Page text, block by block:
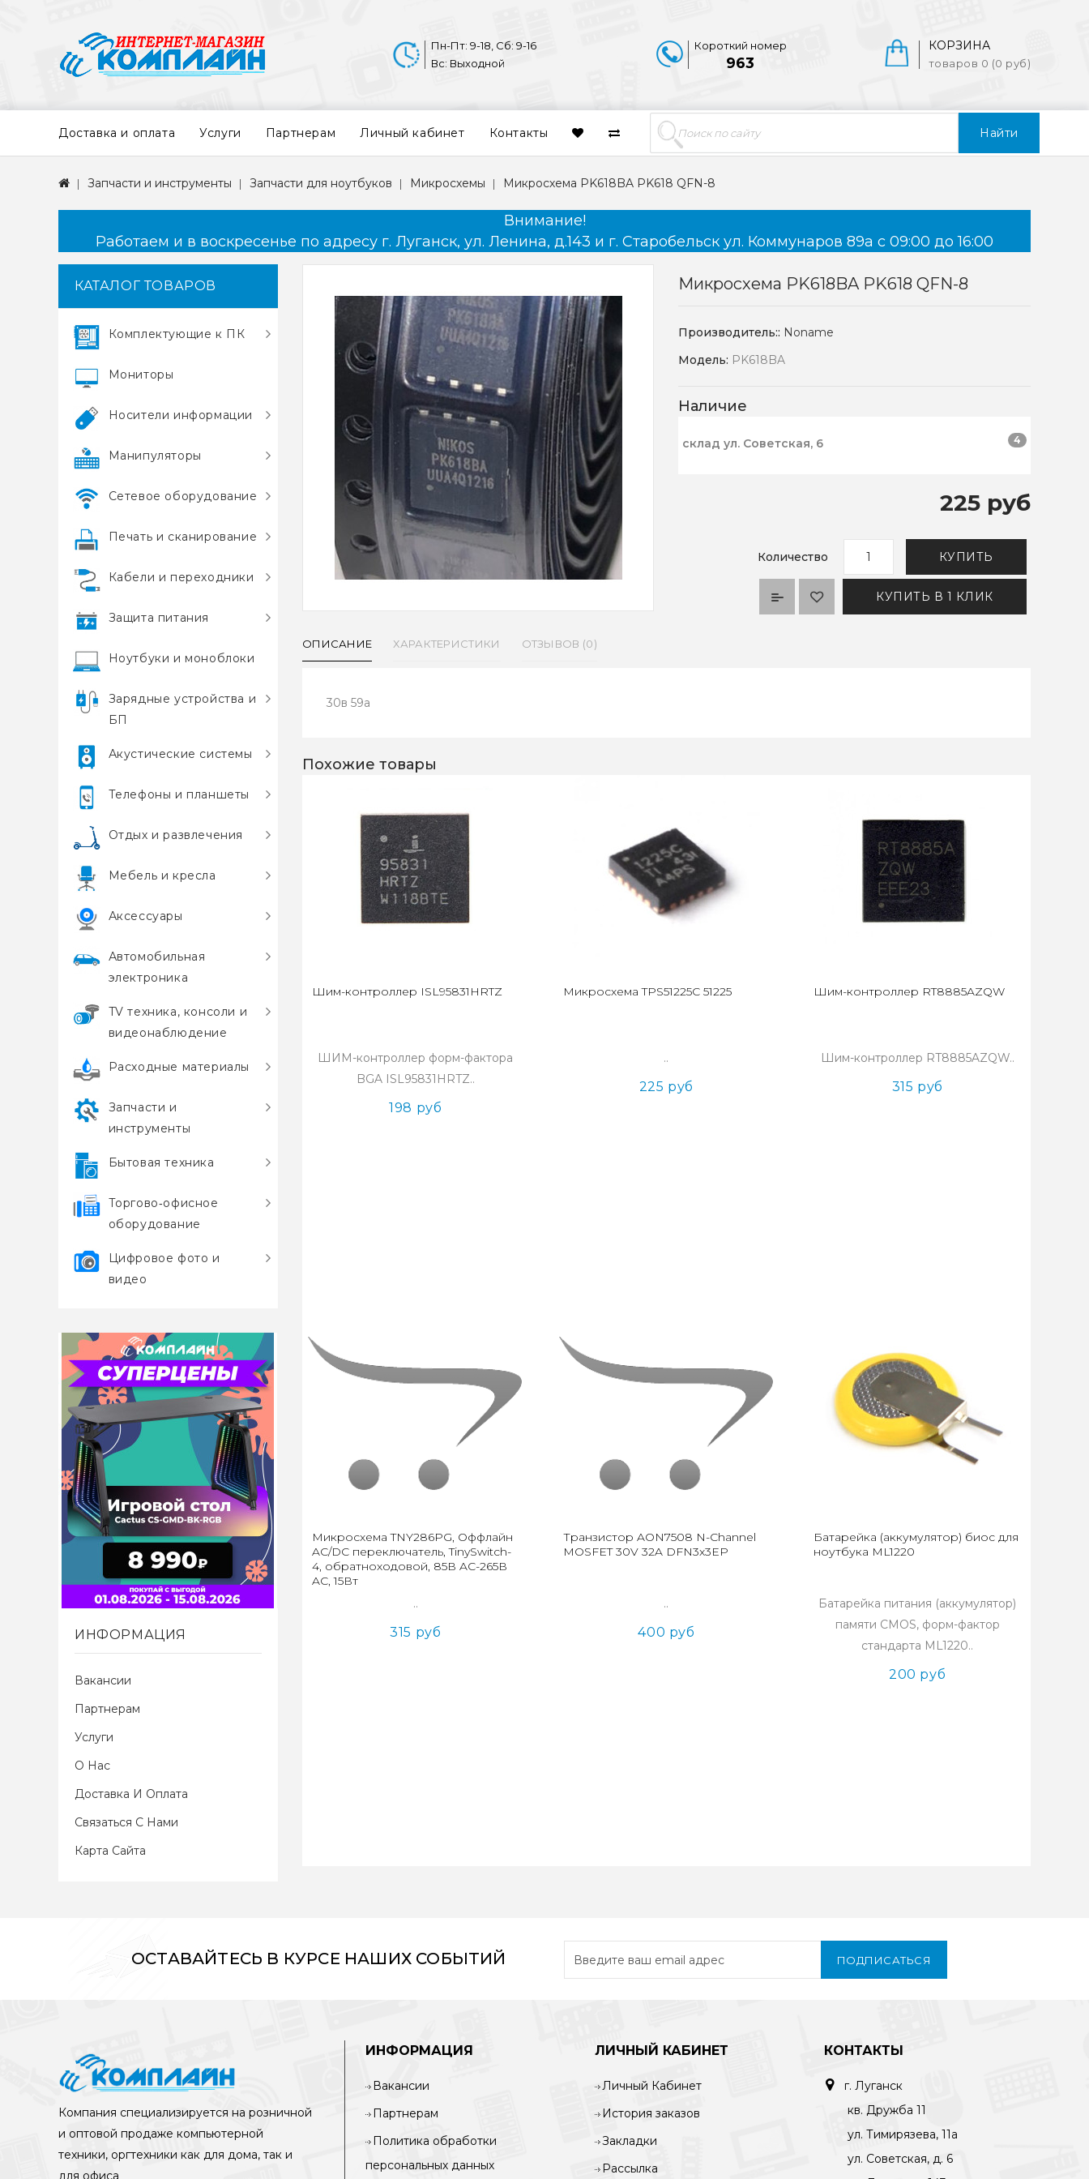
Найти
КОРЗИНА
товаров 0 (0 руб)
Короткий номер
963
Пн-Пт: 9-18, Сб: 9-16
Вс: Выходной
Доставка и оплата Услуги Партнерам Личный кабинет Контакты
Запчасти и инструменты Запчасти для ноутбуков Микросхемы Микросхема PK618BA PK618 QFN-8
Внимание!
Работаем и в воскресенье по адресу г. Луганск, ул. Ленина, д.143 и г. Старобельск ул. Коммунаров 89а с 09:00 до 16:00
КАТАЛОГ ТОВАРОВ
Комплектующие к ПК
Мониторы
Носители информации
Манипуляторы
Сетевое оборудование
Печать и сканирование
Кабели и переходники
Защита питания
Ноутбуки и моноблоки
Зарядные устройства и
БП
Акустические системы
Телефоны и планшеты
Отдых и развлечения
Мебель и кресла
Аксессуары
Автомобильная
электроника
TV техника, консоли и
видеонаблюдение
Расходные материалы
Запчасти и
инструменты
Бытовая техника
Торгово‑офисное
оборудование
Цифровое фото и
видео
ИНФОРМАЦИЯ
Вакансии
Партнерам
Услуги
О Нас
Доставка И Оплата
Связаться С Нами
Карта Сайта
Микросхема PK618BA PK618 QFN-8
Производитель:: Noname
Модель: PK618BA
Наличие
склад ул. Советская, 6 4
225 руб
Количество КУПИТЬ
КУПИТЬ В 1 КЛИК
ОПИСАНИЕ ХАРАКТЕРИСТИКИ ОТЗЫВОВ (0)
30в 59а
Похожие товары
Шим-контроллер ISL95831HRTZ
ШИМ-контроллер форм-фактора
BGA ISL95831HRTZ..
198 руб
Микросхема TPS51225C 51225
..
225 руб
Шим-контроллер RT8885AZQW
Шим-контроллер RT8885AZQW..
315 руб
Микросхема TNY286PG, Оффлайн
AC/DC переключатель, TinySwitch-
4, обратноходовой, 85В AC-265В
AC, 15Вт
..
315 руб
Транзистор AON7508 N-Channel
MOSFET 30V 32A DFN3x3EP
..
400 руб
Батарейка (аккумулятор) биос для
ноутбука ML1220
Батарейка питания (аккумулятор)
памяти CMOS, форм-фактор
стандарта ML1220..
200 руб
ОСТАВАЙТЕСЬ В КУРСЕ НАШИХ СОБЫТИЙ ПОДПИСАТЬСЯ
Компания специализируется на розничной
и оптовой продаже компьютерной
техники, оргтехники как для дома, так и
для офиса
ИНФОРМАЦИЯ
Вакансии
Партнерам
Политика обработки
персональных данных
ЛИЧНЫЙ КАБИНЕТ
Личный Кабинет
История заказов
Закладки
Рассылка
КОНТАКТЫ
г. Луганск
кв. Дружба 11
ул. Тимирязева, 11а
ул. Советская, д. 6